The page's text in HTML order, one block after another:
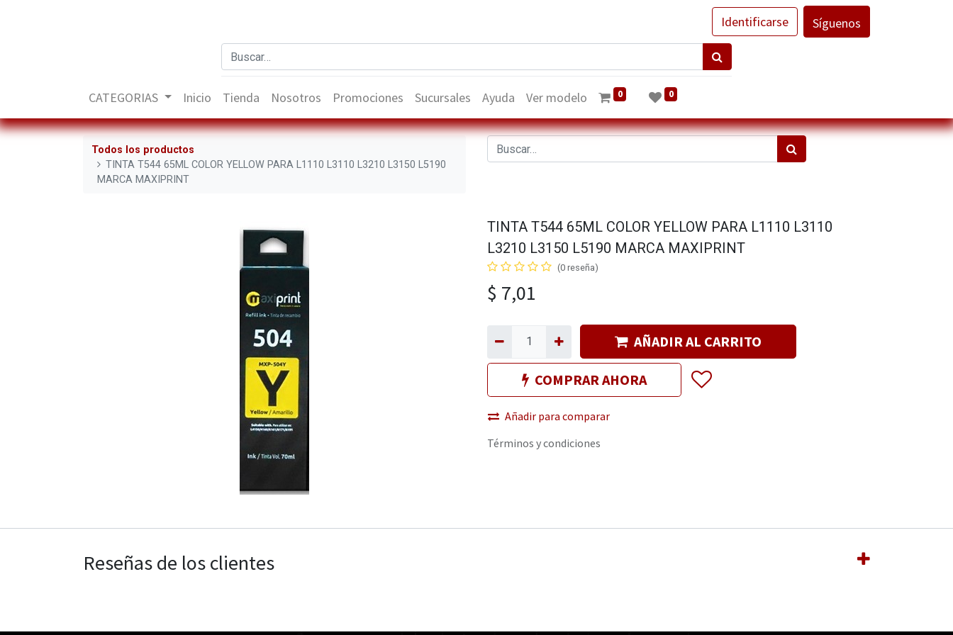
Identificarse Síguenos
CATEGORIAS Inicio Tienda Nosotros Promociones Sucursales Ayuda Ver modelo 0 0
Todos los productos
TINTA T544 65ML COLOR YELLOW PARA L1110 L3110 L3210 L3150 L5190
MARCA MAXIPRINT
TINTA T544 65ML COLOR YELLOW PARA L1110 L3110
L3210 L3150 L5190 MARCA MAXIPRINT
(0 reseña)
$ 7,01
AÑADIR AL CARRITO
COMPRAR AHORA
Añadir para comparar
Términos y condiciones
Reseñas de los clientes